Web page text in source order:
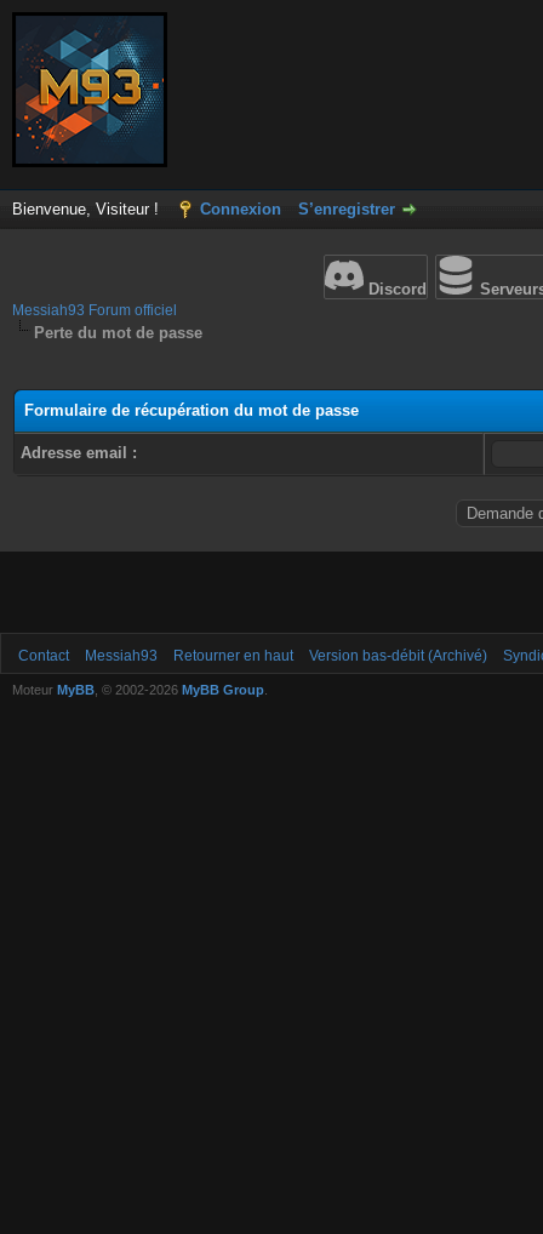
Bienvenue, Visiteur ! Connexion S’enregistrer
Discord
Messiah93 Forum officiel
Perte du mot de passe
Formulaire de récupération du mot de passe
Adresse email :
Contact Messiah93 Retourner en haut Version bas-débit (Archivé)
Moteur MyBB , © 2002-2026 MyBB Group